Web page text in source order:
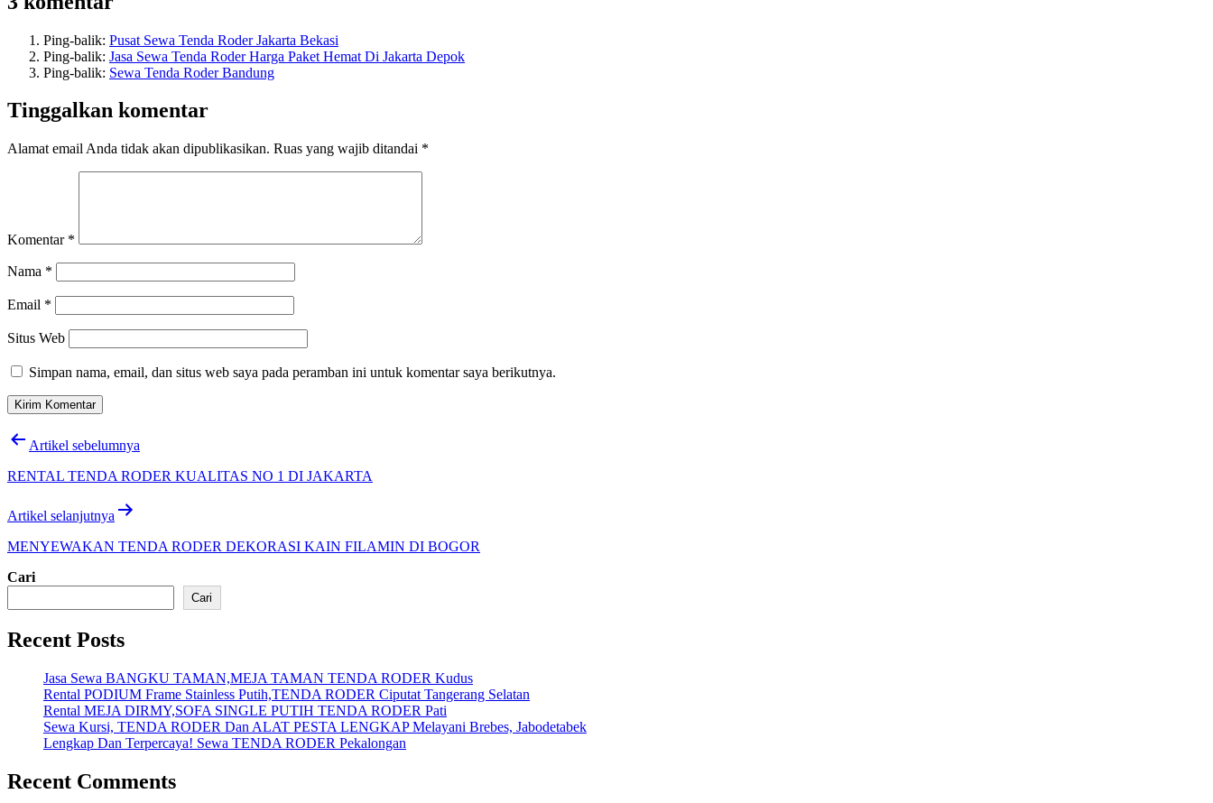
Ping-balik: Pusat Sewa Tenda Roder Jakarta Bekasi
Ping-balik: Jasa Sewa Tenda Roder Harga Paket Hemat Di Jakarta Depok
Ping-balik: Sewa Tenda Roder Bandung
Tinggalkan komentar
Alamat email Anda tidak akan dipublikasikan. Ruas yang wajib ditandai *
Komentar *
Nama *
Email *
Situs Web
Simpan nama, email, dan situs web saya pada peramban ini untuk komentar saya berikutnya.
Navigasi
Artikel sebelumnya
RENTAL TENDA RODER KUALITAS NO 1 DI JAKARTA
Artikel selanjutnya
MENYEWAKAN TENDA RODER DEKORASI KAIN FILAMIN DI BOGOR
Cari
Cari
Recent Posts
Jasa Sewa BANGKU TAMAN,MEJA TAMAN TENDA RODER Kudus
Rental PODIUM Frame Stainless Putih,TENDA RODER Ciputat Tangerang Selatan
Rental MEJA DIRMY,SOFA SINGLE PUTIH TENDA RODER Pati
Sewa Kursi, TENDA RODER Dan ALAT PESTA LENGKAP Melayani Brebes, Jabodetabek
Lengkap Dan Terpercaya! Sewa TENDA RODER Pekalongan
Recent Comments